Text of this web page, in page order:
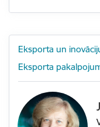
Eksporta un
Eksporta